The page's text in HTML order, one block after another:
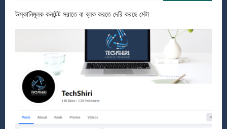
উস্কানিমূলক কনটেন্ট সরাতে বা ব্লক করতে দেরি করছে মেটা